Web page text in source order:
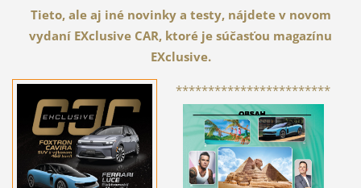
Tieto, ale aj iné novinky a testy, nájdete v novom
vydaní EXclusive CAR, ktoré je súčasťou magazínu
EXclusive.
************************